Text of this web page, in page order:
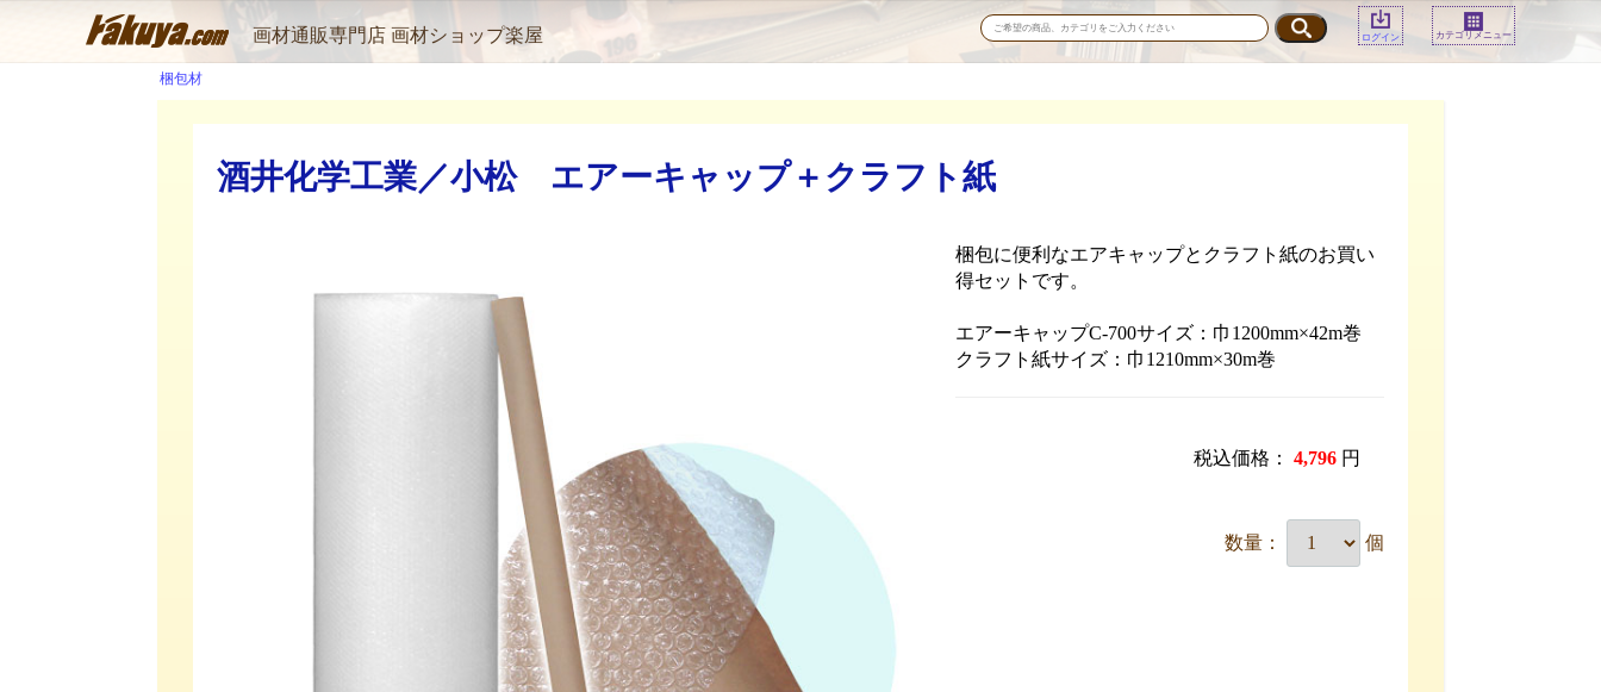
画材通販専門店 画材ショップ楽屋 ログイン カテゴリメニュー
梱包材
酒井化学工業／小松 エアーキャップ＋クラフト紙
梱包に便利なエアキャップとクラフト紙のお買い
得セットです。
エアーキャップC-700サイズ：巾1200mm×42m巻
クラフト紙サイズ：巾1210mm×30m巻
税込価格： 4,796 円
数量： 個